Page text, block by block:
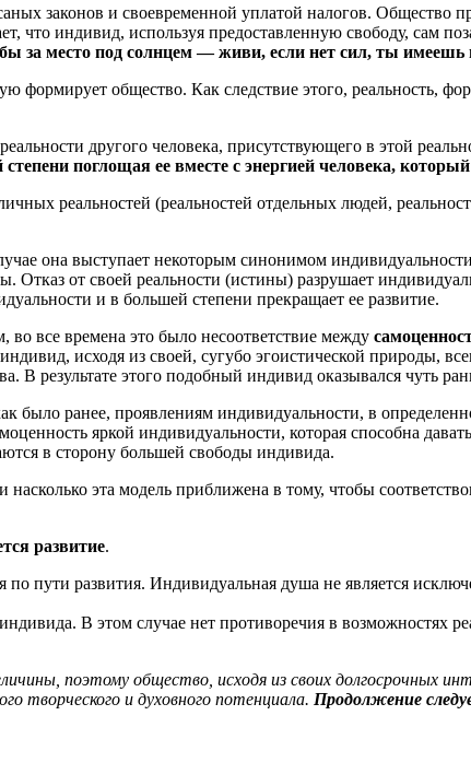
законов и своевременной уплатой налогов. Общество
что индивид, используя предоставленную свободу, сам
за место под солнцем — живи, если нет сил, ты имеешь
формирует общество. Как следствие этого, реальность,
другого человека, присутствующего в этой
поглощая ее вместе с энергией человека,
реальностей (реальностей отдельных людей,
она выступает некоторым синонимом
от своей реальности (истины) разрушает
и в большей степени прекращает ее развитие.
все времена это было несоответствие между
исходя из своей, сугубо эгоистической природы,
В результате этого подобный индивид оказывался чуть
было ранее, проявлениям индивидуальности, в
яркой индивидуальности, которая способна
в сторону большей свободы индивида.
эта модель приближена в тому, чтобы
развитие.
по пути развития. Индивидуальная душа не является
В этом случае нет противоречия в возможностях
поэтому общество, исходя из своих долгосрочных
творческого и духовного потенциала. Продолжение